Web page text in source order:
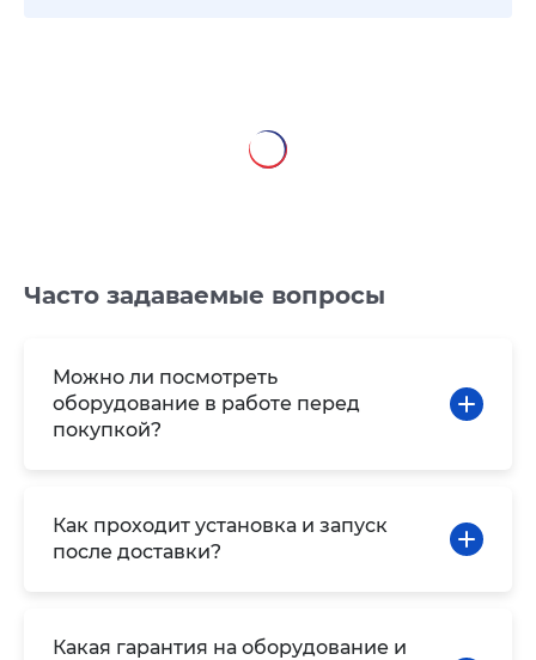
Часто задаваемые вопросы
Можно ли посмотреть
оборудование в работе перед
покупкой?
Как проходит установка и запуск
после доставки?
Какая гарантия на оборудование и